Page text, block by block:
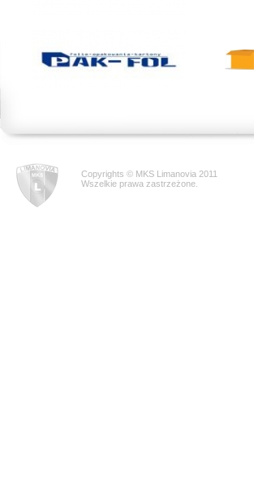
Copyrights © MKS Limanovia 2011
Wszelkie prawa zastrzeżone.